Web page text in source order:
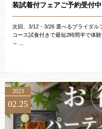
小林楼の結婚式
おもてなし
装試着付フェアご予約受付中
次回、3/12・3/26 選べるブライダ
コース試食付きで最短2時間半で体
～ ...
2023
02.25